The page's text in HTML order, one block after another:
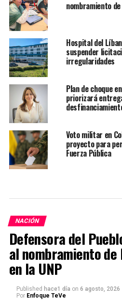
nombramiento
Hospital del
suspender
irregularidades
Plan de choque
priorizará
Voto militar en
proyecto para
Fuerza Pública
NACIÓN
Defensora del
al nombramiento
en la UNP
Published hace1 día on 6 agosto, 2026
Por Enfoque TeVe